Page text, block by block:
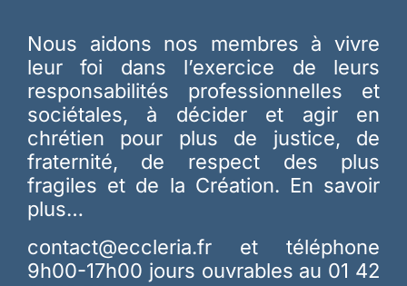
Nous aidons nos membres à vivre
leur foi dans l’exercice de leurs
responsabilités professionnelles et
sociétales, à décider et agir en
chrétien pour plus de justice, de
fraternité, de respect des plus
fragiles et de la Création. En savoir
plus…
contact@eccleria.fr et téléphone
9h00-17h00 jours ouvrables au 01 42